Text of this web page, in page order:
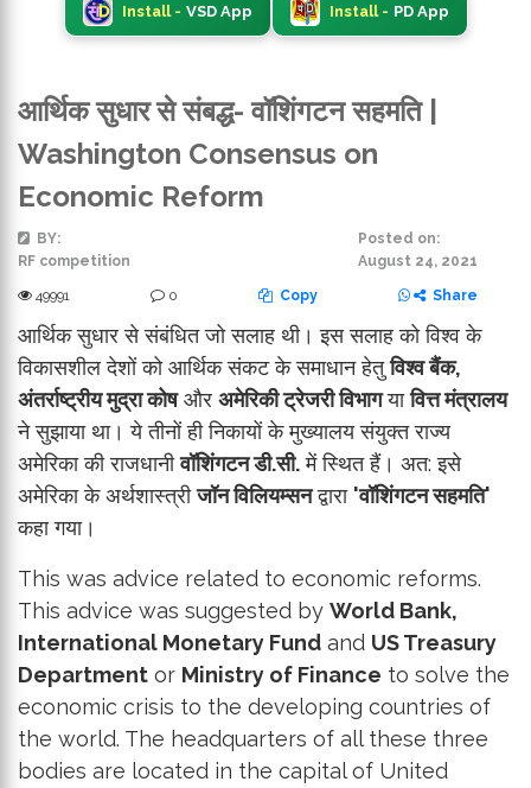
Install - VSD App Install - PD App
आर्थिक सुधार से संबद्ध- वॉशिंगटन सहमति |
Washington Consensus on
Economic Reform
BY:
RF competition
Posted on:
August 24, 2021
49991 0 Copy Share
आर्थिक सुधार से संबंधित जो सलाह थी। इस सलाह को विश्व के
विकासशील देशों को आर्थिक संकट के समाधान हेतुविश्व बैंक,
अंतर्राष्ट्रीय मुद्रा कोषऔर अमेरिकी ट्रेजरी विभागयावित्त मंत्रालय
ने सुझाया था। ये तीनों ही निकायों के मुख्यालय संयुक्त राज्य
अमेरिका की राजधानीवॉशिंगटन डी.सी.में स्थित हैं। अत: इसे
अमेरिका के अर्थशास्त्रीजॉन विलियम्सनद्वारा 'वॉशिंगटन सहमति'
कहा गया।
This was advice related to economic reforms.
This advice was suggested by World Bank,
International Monetary Fund and US Treasury
Department or Ministry of Finance to solve the
economic crisis to the developing countries of
the world. The headquarters of all these three
bodies are located in the capital of United